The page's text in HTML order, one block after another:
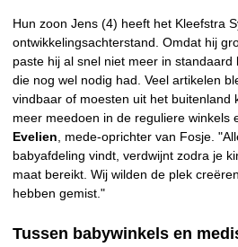
Hun zoon Jens (4) heeft het Kleefstra
ontwikkelingsachterstand. Omdat hij
paste hij al snel niet meer in
die nog wel nodig had. Veel artikelen
vindbaar of moesten uit het buitenland
meer meedoen in de reguliere winkels
Evelien , mede-oprichter van Fosje.
babyafdeling vindt, verdwijnt zodra je
maat bereikt. Wij wilden de plek
hebben gemist."
Tussen babywinkels en